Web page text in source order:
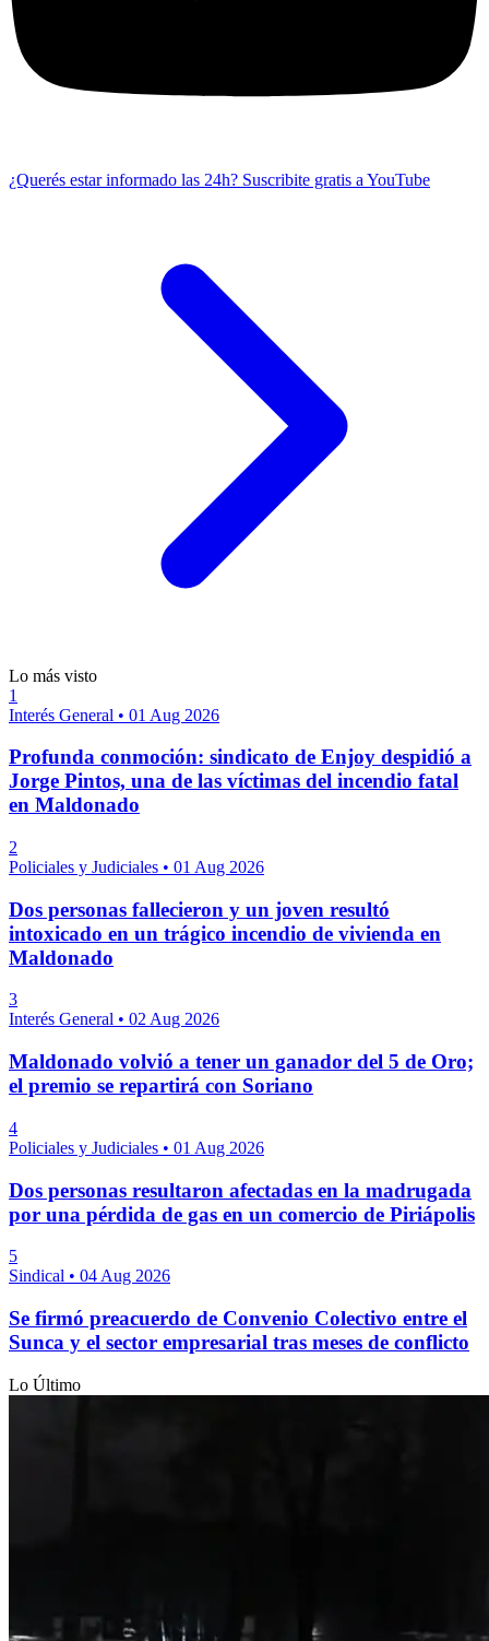
¿Querés estar informado las 24h? Suscribite gratis a YouTube
Lo más visto
1
Interés General • 01 Aug 2026
Profunda conmoción: sindicato de Enjoy despidió a
Jorge Pintos, una de las víctimas del incendio fatal
en Maldonado
2
Policiales y Judiciales • 01 Aug 2026
Dos personas fallecieron y un joven resultó
intoxicado en un trágico incendio de vivienda en
Maldonado
3
Interés General • 02 Aug 2026
Maldonado volvió a tener un ganador del 5 de Oro;
el premio se repartirá con Soriano
4
Policiales y Judiciales • 01 Aug 2026
Dos personas resultaron afectadas en la madrugada
por una pérdida de gas en un comercio de Piriápolis
5
Sindical • 04 Aug 2026
Se firmó preacuerdo de Convenio Colectivo entre el
Sunca y el sector empresarial tras meses de conflicto
Lo Último